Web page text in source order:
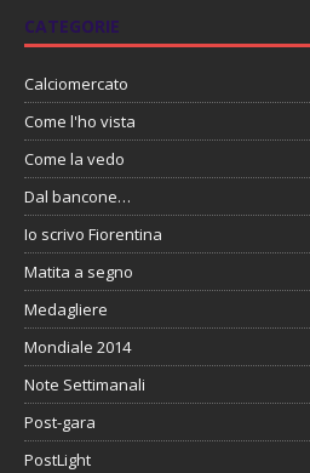
CATEGORIE
Calciomercato
Come l'ho vista
Come la vedo
Dal bancone…
Io scrivo Fiorentina
Matita a segno
Medagliere
Mondiale 2014
Note Settimanali
Post-gara
PostLight